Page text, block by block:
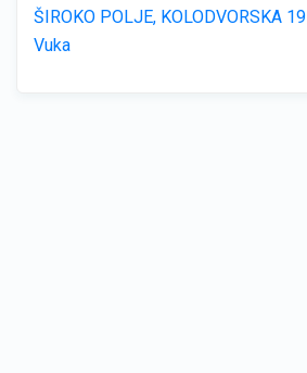
ŠIROKO POLJE, KOLODVORSKA 19
Vuka